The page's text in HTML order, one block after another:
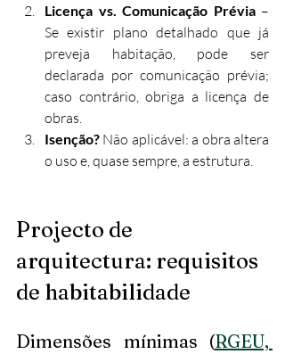
Licença vs. Comunicação Prévia –
Se existir plano detalhado que já
preveja habitação, pode ser
declarada por comunicação prévia;
caso contrário, obriga a licença de
obras.
Isenção? Não aplicável: a obra altera
o uso e, quase sempre, a estrutura.
Projecto de
arquitectura: requisitos
de habitabilidade
Dimensões mínimas (RGEU,